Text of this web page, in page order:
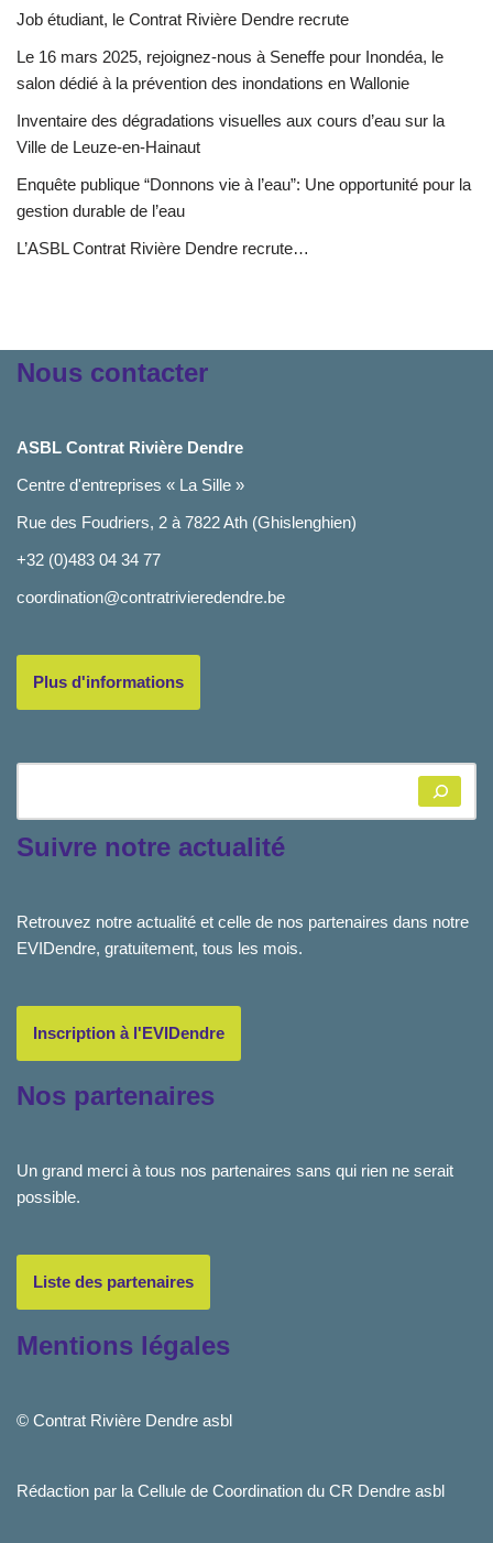
Job étudiant, le Contrat Rivière Dendre recrute
Le 16 mars 2025, rejoignez-nous à Seneffe pour Inondéa, le
salon dédié à la prévention des inondations en Wallonie
Inventaire des dégradations visuelles aux cours d’eau sur la
Ville de Leuze-en-Hainaut
Enquête publique “Donnons vie à l’eau”: Une opportunité pour la
gestion durable de l’eau
L’ASBL Contrat Rivière Dendre recrute…
Nous contacter
ASBL Contrat Rivière Dendre
Centre d'entreprises « La Sille »
Rue des Foudriers, 2 à 7822 Ath (Ghislenghien)
+32 (0)483 04 34 77
coordination@contratrivieredendre.be
Plus d'informations
Suivre notre actualité
Retrouvez notre actualité et celle de nos partenaires dans notre
EVIDendre, gratuitement, tous les mois.
Inscription à l'EVIDendre
Nos partenaires
Un grand merci à tous nos partenaires sans qui rien ne serait
possible.
Liste des partenaires
Mentions légales
© Contrat Rivière Dendre asbl
Rédaction par la Cellule de Coordination du CR Dendre asbl